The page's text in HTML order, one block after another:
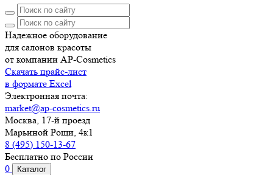
Надежное оборудование
для салонов красоты
от компании AP-Cosmetics
Скачать прайс-лист
в формате Excel
Электронная почта:
market@ap-cosmetics.ru
Москва, 17-й проезд
Марьиной Рощи, 4к1
8 (495) 150-13-67
Бесплатно по России
0
Каталог